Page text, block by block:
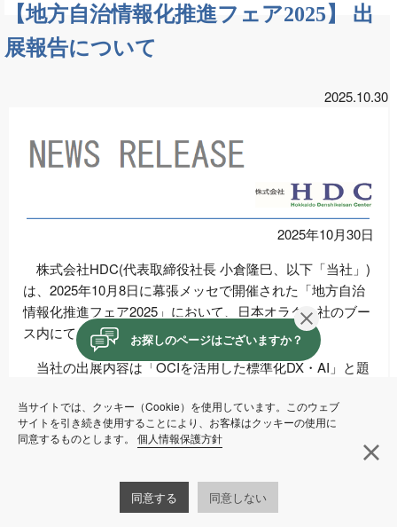
【地方自治情報化推進フェア2025】 出
展報告について
2025.10.30
2025年10月30日
株式会社HDC(代表取締役社長 小倉隆巳、以下「当社」)
は、2025年10月8日に幕張メッセで開催された「地方自治
情報化推進フェア2025」において、日本オラクル社のブー
ス内にて出展いたしました。
当社の出展内容は「OCIを活用した標準化DX・AI」と題
る展示を行いました。多くの市町村の皆様にデモブースへ
お立ち寄りいただき、活発なご意見やご質問を頂戴しまし
また、ミニシアター講演では「Oracleと展開する高品
質・低価格なガバクラサービス」についてご紹介し、全国
お探しのページはございますか？
閉じる
当サイトでは、クッキー（Cookie）を使用しています。このウェブ
サイトを引き続き使用することにより、お客様はクッキーの使用に
同意するものとします。 個人情報保護方針
同意する 同意しない